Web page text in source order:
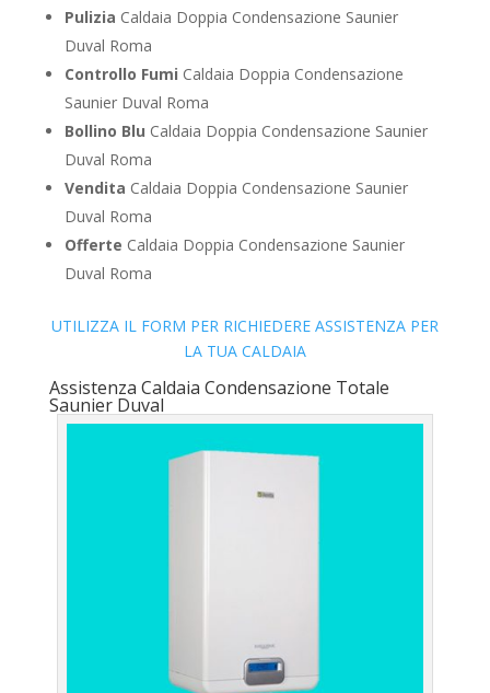
Pulizia Caldaia Doppia Condensazione Saunier
Duval Roma
Controllo Fumi Caldaia Doppia Condensazione
Saunier Duval Roma
Bollino Blu Caldaia Doppia Condensazione Saunier
Duval Roma
Vendita Caldaia Doppia Condensazione Saunier
Duval Roma
Offerte Caldaia Doppia Condensazione Saunier
Duval Roma
UTILIZZA IL FORM PER RICHIEDERE ASSISTENZA PER
LA TUA CALDAIA
Assistenza Caldaia Condensazione Totale
Saunier Duval